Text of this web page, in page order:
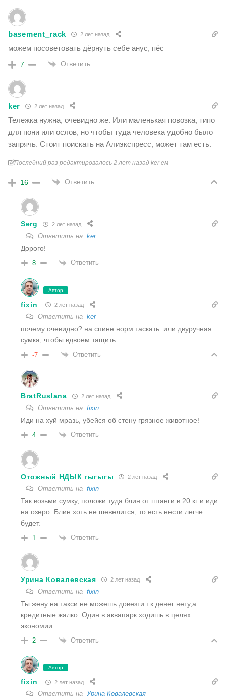
basement_rack 2 лет назад
можем посоветовать дёрнуть себе анус, пёс
7 Ответить
ker 2 лет назад
Тележка нужна, очевидно же. Или маленькая повозка, типо
для пони или ослов, но чтобы туда человека удобно было
запрячь. Стоит поискать на Алиэкспресс, может там есть.
Последний раз редактировалось 2 лет назад ker ем
16 Ответить
Serg 2 лет назад
Ответить на ker
Дорого!
8 Ответить
Автор
fixin 2 лет назад
Ответить на ker
почему очевидно? на спине норм таскать. или двуручная
сумка, чтобы вдвоем тащить.
-7 Ответить
BratRuslana 2 лет назад
Ответить на fixin
Иди на хуй мразь, убейся об стену грязное животное!
4 Ответить
Отожный НДЫК гыгыгы 2 лет назад
Ответить на fixin
Так возьми сумку, положи туда блин от штанги в 20 кг и иди
на озеро. Блин хоть не шевелится, то есть нести легче
будет.
1 Ответить
Урина Ковалевская 2 лет назад
Ответить на fixin
Ты жену на такси не можешь довезти т.к.денег нету,а
кредитные жалко. Один в аквапарк ходишь в целях
экономии.
2 Ответить
Автор
fixin 2 лет назад
Ответить на Урина Ковалевская